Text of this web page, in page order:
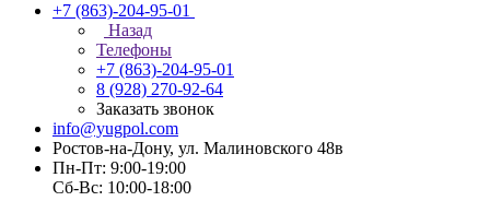
+7 (863)-204-95-01
Назад
Телефоны
+7 (863)-204-95-01
8 (928) 270-92-64
Заказать звонок
info@yugpol.com
Ростов-на-Дону, ул. Малиновского 48в
Пн-Пт: 9:00-19:00
Cб-Вс: 10:00-18:00